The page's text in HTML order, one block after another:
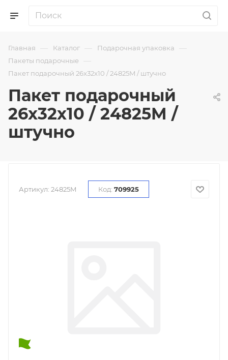
Главная — Каталог — Подарочная упаковка —
Пакеты подарочные —
Пакет подарочный 26x32x10 / 24825M / штучно
Пакет подарочный
26x32x10 / 24825M /
штучно
Артикул: 24825M Код: 709925